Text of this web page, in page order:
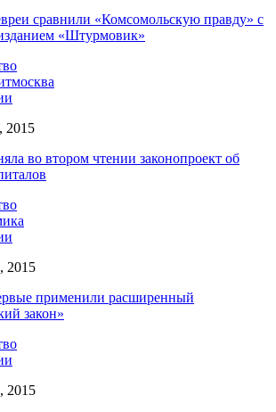
сравнили «Комсомольскую правду» с
«Штурмовик»
2015
во втором чтении законопроект об
2015
применили расширенный
закон»
2015